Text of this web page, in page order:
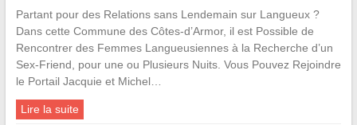
Partant pour des Relations sans Lendemain sur Langueux ?
Dans cette Commune des Côtes-d’Armor, il est Possible de
Rencontrer des Femmes Langueusiennes à la Recherche d’un
Sex-Friend, pour une ou Plusieurs Nuits. Vous Pouvez Rejoindre
le Portail Jacquie et Michel…
Lire la suite